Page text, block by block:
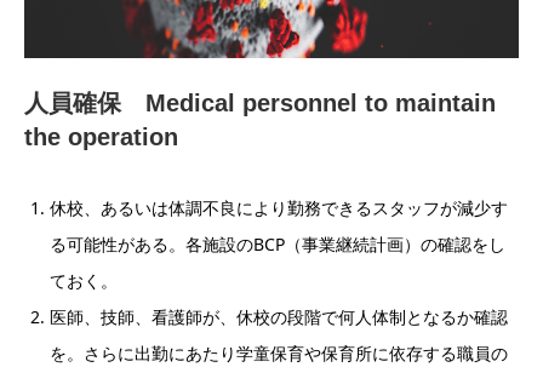
人員確保 Medical personnel to maintain
the operation
休校、あるいは体調不良により勤務できるスタッフが減少す
る可能性がある。各施設のBCP（事業継続計画）の確認をし
ておく。
医師、技師、看護師が、休校の段階で何人体制となるか確認
を。さらに出勤にあたり学童保育や保育所に依存する職員の